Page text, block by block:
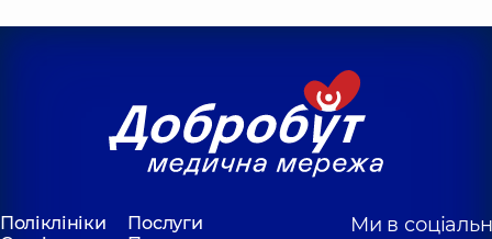
Поліклініки
Послуги
Ми в